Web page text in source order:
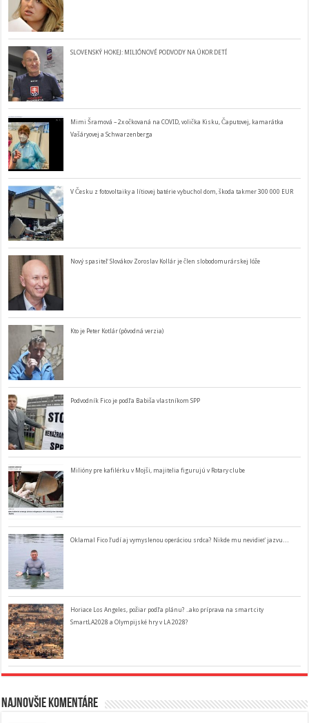
SLOVENSKÝ HOKEJ: MILIÓNOVÉ PODVODY NA ÚKOR DETÍ
Mimi Šramová – 2x očkovaná na COVID, volička Kisku, Čaputovej, kamarátka
Vašáryovej a Schwarzenberga
V Česku z fotovoltaiky a lítiovej batérie vybuchol dom, škoda takmer 300 000 EUR
Nový spasiteľ Slovákov Zoroslav Kollár je člen slobodomurárskej lóže
Kto je Peter Kotlár (pôvodná verzia)
Podvodník Fico je podľa Babiša vlastníkom SPP
Milióny pre kafilérku v Mojši, majitelia figurujú v Rotary clube
Oklamal Fico ľudí aj vymyslenou operáciou srdca? Nikde mu nevidieť jazvu…
Horiace Los Angeles, požiar podľa plánu? ..ako príprava na smart city
SmartLA2028 a Olympijské hry v LA 2028?
Najnovšie komentáre